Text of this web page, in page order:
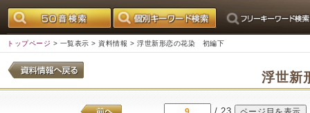
トップページ > 一覧表示 > 資料情報 > 浮世新形恋の花染 初編下
浮世新